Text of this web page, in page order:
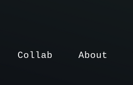
Collab About